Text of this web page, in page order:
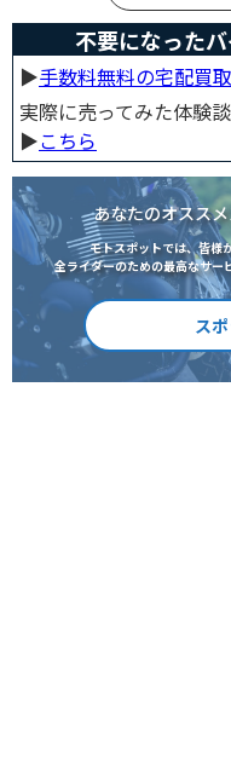
不要になった
▶︎手数料無料の宅配買取
実際に売ってみた体験談
▶︎こちら
あなたのオスス
モトスポットでは、皆様
全ライダーのための最高なサー
ス